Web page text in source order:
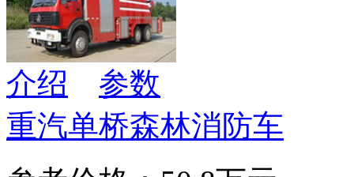
介绍
参数
重汽单桥森林消防车